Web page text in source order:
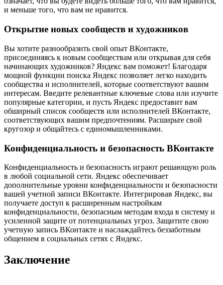
и меньше того, что вам не нравится.
Открытие новых сообществ и художников
Вы хотите разнообразить свой опыт ВКонтакте,
присоединяясь к новым сообществам или открывая для себя
начинающих художников? Яндекс вам поможет! Благодаря
мощной функции поиска Яндекс позволяет легко находить
сообщества и исполнителей, которые соответствуют вашим
интересам. Введите релевантные ключевые слова или изучите
популярные категории, и пусть Яндекс предоставит вам
обширный список сообществ или исполнителей ВКонтакте,
соответствующих вашим предпочтениям. Расширьте свой
кругозор и общайтесь с единомышленниками.
Конфиденциальность и безопасность ВКонтакте
Конфиденциальность и безопасность играют решающую роль
в любой социальной сети. Яндекс обеспечивает
дополнительные уровни конфиденциальности и безопасности
вашей учетной записи ВКонтакте. Интегрировав Яндекс, вы
получаете доступ к расширенным настройкам
конфиденциальности, безопасным методам входа в систему и
усиленной защите от потенциальных угроз. Защитите свою
учетную запись ВКонтакте и наслаждайтесь беззаботным
общением в социальных сетях с Яндекс.
Заключение